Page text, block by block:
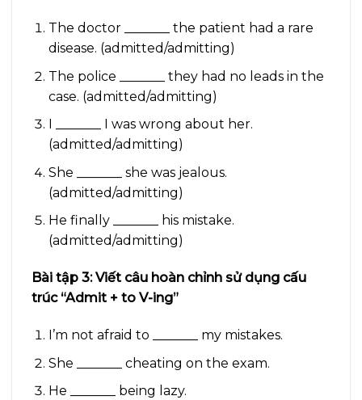
The doctor _______ the patient had a rare
disease. (admitted/admitting)
The police _______ they had no leads in the
case. (admitted/admitting)
I _______ I was wrong about her.
(admitted/admitting)
She _______ she was jealous.
(admitted/admitting)
He finally _______ his mistake.
(admitted/admitting)
Bài tập 3: Viết câu hoàn chỉnh sử dụng cấu
trúc “Admit + to V-ing”
I’m not afraid to _______ my mistakes.
She _______ cheating on the exam.
He _______ being lazy.